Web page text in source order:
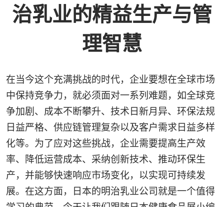
東京ビッグサイト / Tokyo Big Sight
治乳业的精益生产与管
理智慧
在当今这个充满挑战的时代，企业要想在全球市场
中保持竞争力，就必须面对一系列难题，如全球竞
争加剧、成本不断攀升、技术日新月异、环保法规
日益严格、供应链管理复杂以及客户需求日益多样
化等。为了应对这些挑战，企业需要提高生产效
率、降低运营成本、采纳创新技术、推动环保生
产，并能够快速响应市场变化，以实现可持续发
展。在这方面，日本的明治乳业公司就是一个值得